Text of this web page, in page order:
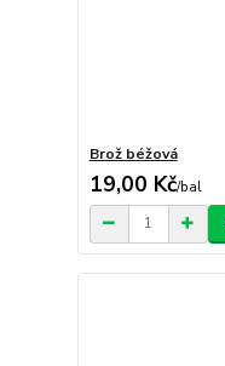
Brož béžová
19,00 Kč/bal